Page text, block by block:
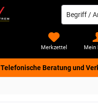
Telefonische Beratung und
Merkzettel Mein